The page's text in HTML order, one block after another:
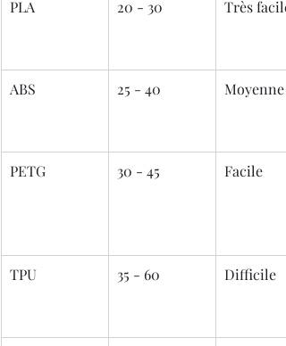
PLA 20 - 30 Très facile
ABS 25 - 40 Moyenne
PETG 30 - 45 Facile
TPU 35 - 60 Difficile